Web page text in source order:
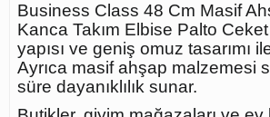
Business Class 48 Cm Masif
Kanca Takım Elbise Palto Ceket
yapısı ve geniş omuz tasarımı
Ayrıca masif ahşap malzemesi
süre dayanıklılık sunar.